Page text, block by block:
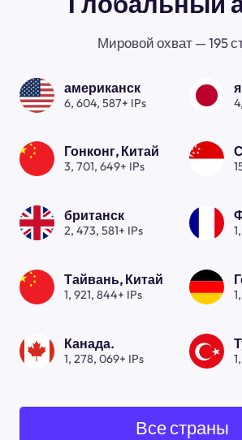
Мировой охват — 195
американск
6, 604, 587+ IPs
Гонконг, Китай
3, 701, 649+ IPs
британск
2, 473, 581+ IPs
Тайвань, Китай
1, 921, 844+ IPs
Канада.
1, 278, 069+ IPs
Все страны